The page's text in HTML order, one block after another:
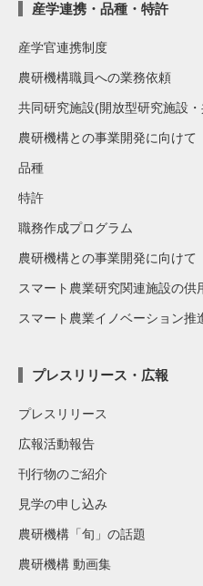
産学連携・品種・特許
産学官連携制度
農研機構職員への業務依頼
共同研究施設(開放型研究施設
農研機構との事業開発に向けて
品種
特許
職務作成プログラム
農研機構との事業開発に向けて
スマート農業研究関連施設の供
スマート農業イノベーション推
プレスリリース・広報
プレスリリース
広報活動報告
刊行物のご紹介
見学の申し込み
農研機構「旬」の話題
農研機構 動画集